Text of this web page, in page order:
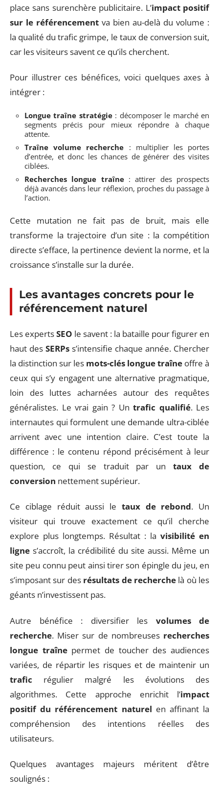
place sans surenchère publicitaire. L’impact positif
sur le référencement va bien au-delà du volume :
la qualité du trafic grimpe, le taux de conversion suit,
car les visiteurs savent ce qu’ils cherchent.
Pour illustrer ces bénéfices, voici quelques axes à
intégrer :
Longue traîne stratégie: décomposer le marché en
segments précis pour mieux répondre à chaque
attente.
Traîne volume recherche : multiplier les portes
d’entrée, et donc les chances de générer des visites
ciblées.
Recherches longue traîne: attirer des prospects
déjà avancés dans leur réflexion, proches du passage à
l’action.
Cette mutation ne fait pas de bruit, mais elle
transforme la trajectoire d’un site : la compétition
directe s’efface, la pertinence devient la norme, et la
croissance s’installe sur la durée.
Les avantages concrets pour le
référencement naturel
Les expertsSEO le savent : la bataille pour figurer en
haut des SERPs s’intensifie chaque année. Chercher
la distinction sur les mots-clés longue traîne offre à
ceux qui s’y engagent une alternative pragmatique,
loin des luttes acharnées autour des requêtes
généralistes. Le vrai gain ? Un trafic qualifié. Les
internautes qui formulent une demande ultra-ciblée
arrivent avec une intention claire. C’est toute la
différence : le contenu répond précisément à leur
question, ce qui se traduit par untaux de
conversion nettement supérieur.
Ce ciblage réduit aussi le taux de rebond. Un
visiteur qui trouve exactement ce qu’il cherche
explore plus longtemps. Résultat : la visibilité en
ligne s’accroît, la crédibilité du site aussi. Même un
site peu connu peut ainsi tirer son épingle du jeu, en
s’imposant sur des résultats de recherchelà où les
géants n’investissent pas.
Autre bénéfice : diversifier les volumes de
recherche. Miser sur de nombreuses recherches
longue traînepermet de toucher des audiences
variées, de répartir les risques et de maintenir un
trafic régulier malgré les évolutions des
algorithmes. Cette approche enrichit l’impact
positif du référencement naturel en affinant la
compréhension des intentions réelles des
utilisateurs.
Quelques avantages majeurs méritent d’être
soulignés :